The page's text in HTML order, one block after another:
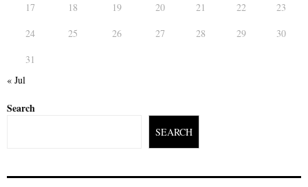
17
18 19 20 21 22
23
24
25 26 27 28 29
30
31
« Jul
Search
SEARCH